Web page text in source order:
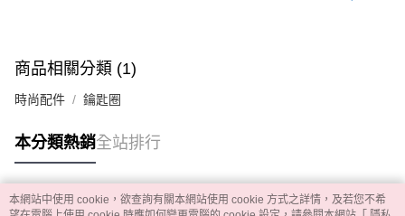
商品相關分類 (1)
時尚配件 鑰匙圈
本分類熱銷全站排行
本網站中使用 cookie，欲查詢有關本網站使用 cookie 方式之詳情，及若您不希